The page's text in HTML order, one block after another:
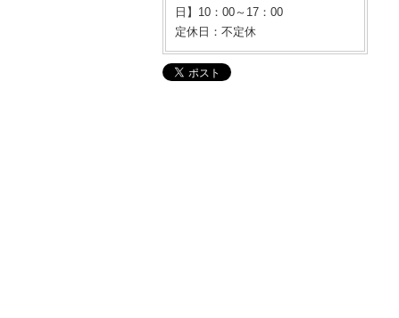
日】10：00～17：00
定休日：不定休